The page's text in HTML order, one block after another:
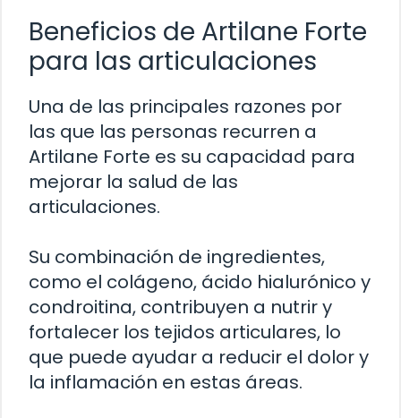
Beneficios de Artilane Forte
para las articulaciones
Una de las principales razones por
las que las personas recurren a
Artilane Forte es su capacidad para
mejorar la salud de las
articulaciones.
Su combinación de ingredientes,
como el colágeno, ácido hialurónico y
condroitina, contribuyen a nutrir y
fortalecer los tejidos articulares, lo
que puede ayudar a reducir el dolor y
la inflamación en estas áreas.